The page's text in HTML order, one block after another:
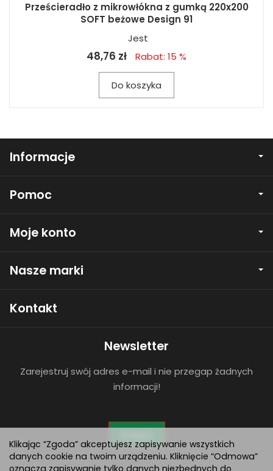
Prześcieradło z mikrowłókna z gumką 220x200
SOFT beżowe Design 91
Jest
48,76 zł Rabat: 15 %
Do koszyka
Informacje
Pomoc
Moje konto
Nasze marki
Kontakt
Newsletter
Zarejestruj swój adres e-mail i nie przegap żadnych
informacji!
Klikając “Zgoda” akceptujesz zapisywanie wszystkich
danych cookie na twoim urządzeniu. Kliknięcie “Odmowa”
oznacza zapisywanie tylko danych niezbędnych do